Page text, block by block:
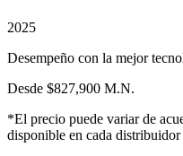
2025
Desempeño con la mejor
Desde $827,900 M.N.
*El precio puede variar de
disponible en cada